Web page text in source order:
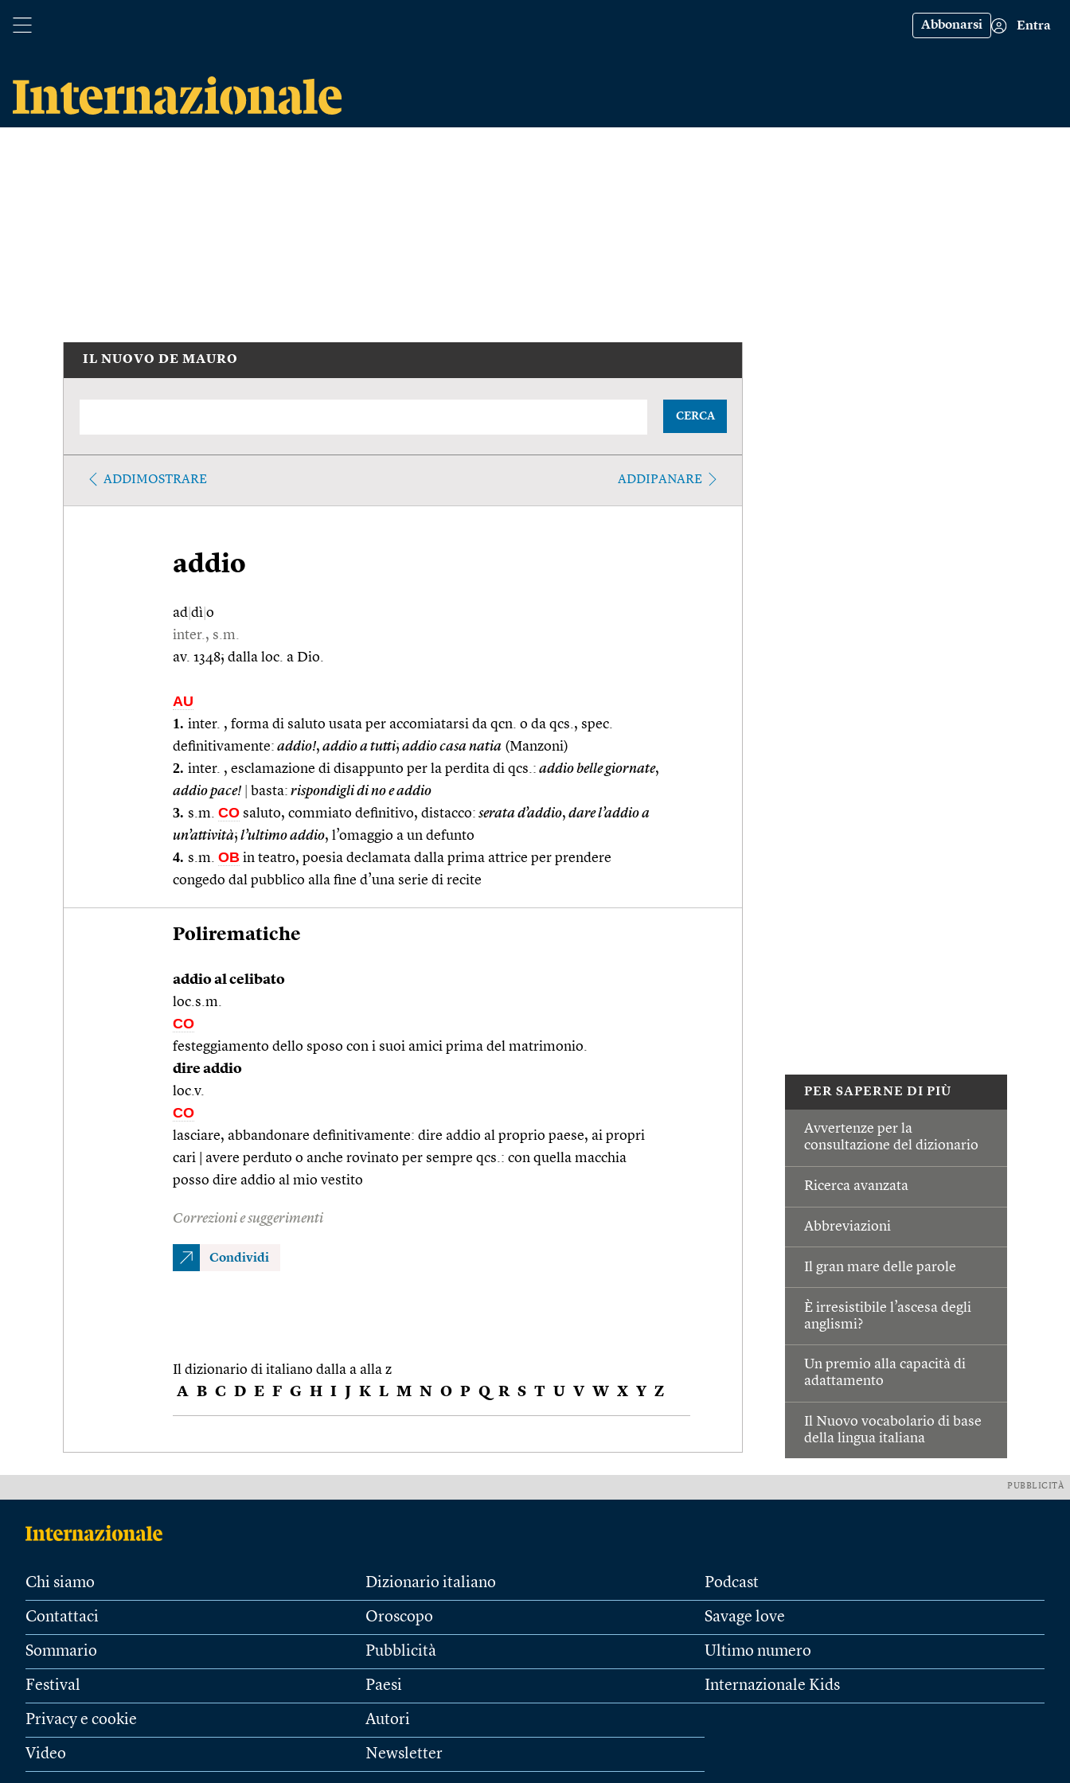
Abbonarsi Entra
PER SAPERNE DI PIÙ
Avvertenze per la
consultazione del dizionario
Ricerca avanzata
Abbreviazioni
Il gran mare delle parole
È irresistibile l’ascesa degli
anglismi?
Un premio alla capacità di
adattamento
Il Nuovo vocabolario di base
della lingua italiana
IL NUOVO DE MAURO
CERCA
ADDIMOSTRARE ADDIPANARE
addio
ad dì o
inter., s.m.
av. 1348; dalla loc. a Dio.
AU
1. inter. , forma di saluto usata per accomiatarsi da qcn. o da qcs., spec.
definitivamente: addio!, addio a tutti; addio casa natia (Manzoni)
2. inter. , esclamazione di disappunto per la perdita di qcs.: addio belle giornate,
addio pace!
basta: rispondigli di no e addio
3. s.m. CO saluto, commiato definitivo, distacco: serata d’addio, dare l’addio a
un’attività; l’ultimo addio, l’omaggio a un defunto
4. s.m. OB in teatro, poesia declamata dalla prima attrice per prendere
congedo dal pubblico alla fine d’una serie di recite
Polirematiche
addio al celibato
loc.s.m.
CO
festeggiamento dello sposo con i suoi amici prima del matrimonio.
dire addio
loc.v.
CO
lasciare, abbandonare definitivamente: dire addio al proprio paese, ai propri
cari | avere perduto o anche rovinato per sempre qcs.: con quella macchia
posso dire addio al mio vestito
Correzioni e suggerimenti
Condividi
Il dizionario di italiano dalla a alla z
A B C D E F G H I J K L M N O P Q R S T U V W X Y Z
PUBBLICITÀ
Chi siamo
Contattaci
Sommario
Festival
Privacy e cookie
Video
Dizionario italiano
Oroscopo
Pubblicità
Paesi
Autori
Newsletter
Podcast
Savage love
Ultimo numero
Internazionale Kids